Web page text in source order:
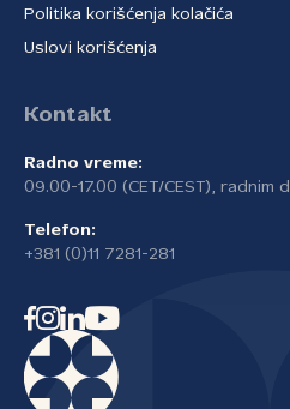
Politika korišćenja kolačića
Uslovi korišćenja
Kontakt
Radno vreme:
09.00-17.00 (CET/CEST), radnim
Telefon:
+381 (0)11 7281-281